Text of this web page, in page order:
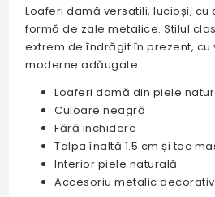
Loaferi damă versatili, lucioși,
formă de zale metalice. Stilul
extrem de îndrăgit în prezent, cu
moderne adăugate.
Loaferi damă din piele
Culoare neagră
Fără inchidere
Talpa înaltă 1.5 cm și toc
Interior piele naturală
Accesoriu metalic